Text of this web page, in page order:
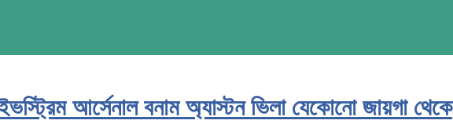
আর্সেনাল বনাম অ্যাস্টন ভিলা যেকোনো জায়গা থেকে